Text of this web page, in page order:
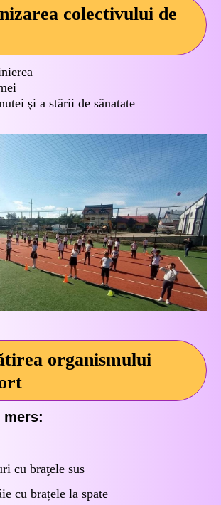
colectivului de
şi a stării de sănatate
organismului
mers:
cu braţele sus
cu brațele la spate